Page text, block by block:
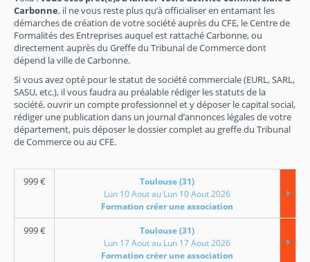
Carbonne, il ne vous reste plus qu’à officialiser en entamant les
démarches de création de votre société auprès du CFE, le Centre de
Formalités des Entreprises auquel est rattaché Carbonne, ou
directement auprès du Greffe du Tribunal de Commerce dont
dépend la ville de Carbonne.
Si vous avez opté pour le statut de société commerciale (EURL, SARL,
SASU, etc.), il vous faudra au préalable rédiger les statuts de la
société, ouvrir un compte professionnel et y déposer le capital social,
rédiger une publication dans un journal d’annonces légales de votre
département, puis déposer le dossier complet au greffe du Tribunal
de Commerce ou au CFE.
999€
Toulouse (31)
Lun 10 Aout au Lun 10 Aout 2026
Formation créer une association
999€
Toulouse (31)
Lun 17 Aout au Lun 17 Aout 2026
Formation créer une association